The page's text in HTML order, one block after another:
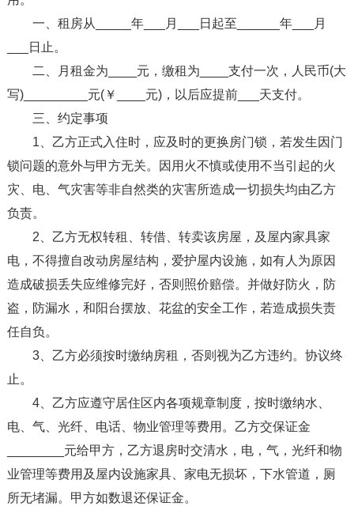
一、租房从_____年___月___日起至______年___月
___日止。
二、月租金为____元，缴租为____支付一次，人民币(大
写)_________元(￥____元)，以后应提前___天支付。
三、约定事项
1、乙方正式入住时，应及时的更换房门锁，若发生因门
锁问题的意外与甲方无关。因用火不慎或使用不当引起的火
灾、电、气灾害等非自然类的灾害所造成一切损失均由乙方
负责。
2、乙方无权转租、转借、转卖该房屋，及屋内家具家
电，不得擅自改动房屋结构，爱护屋内设施，如有人为原因
造成破损丢失应维修完好，否则照价赔偿。并做好防火，防
盗，防漏水，和阳台摆放、花盆的安全工作，若造成损失责
任自负。
3、乙方必须按时缴纳房租，否则视为乙方违约。协议终
止。
4、乙方应遵守居住区内各项规章制度，按时缴纳水、
电、气、光纤、电话、物业管理等费用。乙方交保证金
________元给甲方，乙方退房时交清水，电，气，光纤和物
业管理等费用及屋内设施家具、家电无损坏，下水管道，厕
所无堵漏。甲方如数退还保证金。